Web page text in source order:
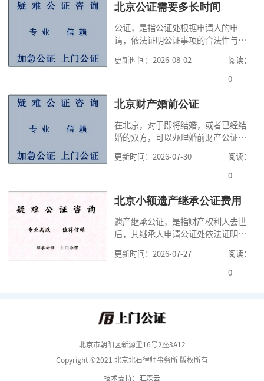
北京公证需要多长时间
公证，是指公证处根据申请人的申
请，依法证明公证事项的合法性与真
高公证事项的效力，固定证据，但是
很多人不知道在北京办理公证需要多
家，办理公证的时候除了需要按照公
道北京公证需要什么材料,北京公证需
要多少钱？北京公
更新时间：2026-08-02
阅读：
0
北京财产婚前公证
在北京，对于即将结婚，或者已经结
婚的双方，可以办理婚前财产公证，
式，可以避免个人财产引发的纠纷，
但是，在北京办理婚前财产公证，除
料外，公证咨询告诉大家，我们有必
京婚前财产公证机构？了解这些不仅
有利于我们根
更新时间：2026-07-30
阅读：
0
北京小额遗产继承公证费用
遗产继承公证，是指财产权利人去世
后，其继承人申请公证处依法证明继
的证明活动。通过公证，继承人可以
拿着享有继承权的公证书办理遗产过
费。我们在办理继承公证的时候，需
更新时间：2026-07-27
阅读：
0
北京市朝阳区新源里16号2座3A12
Copyright ©2021 北京北石律师事务所 版权所有
技术支持：汇森云